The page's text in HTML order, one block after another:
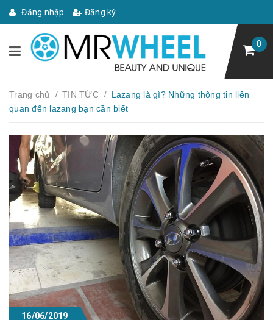
Đăng nhập Đăng ký
0
Trang chủ / TIN TỨC / Lazang là gì? Những thông tin liên
quan đến lazang bạn cần biết
16/06/2019